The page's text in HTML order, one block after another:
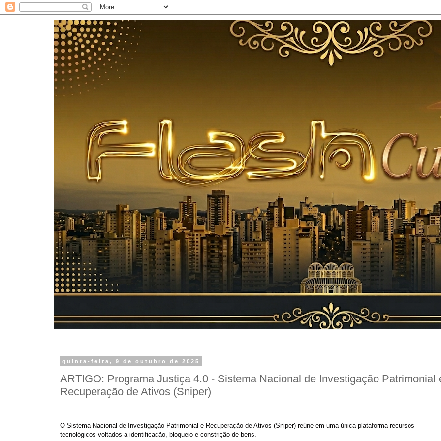
quinta-feira, 9 de outubro de 2025
ARTIGO: Programa Justiça 4.0 - Sistema Nacional de Investigação Patrimonial
Recuperação de Ativos (Sniper)
O Sistema Nacional de Investigação Patrimonial e Recuperação de Ativos (Sniper) reúne em uma única plataforma recursos
tecnológicos voltados à identificação, bloqueio e constrição de bens.